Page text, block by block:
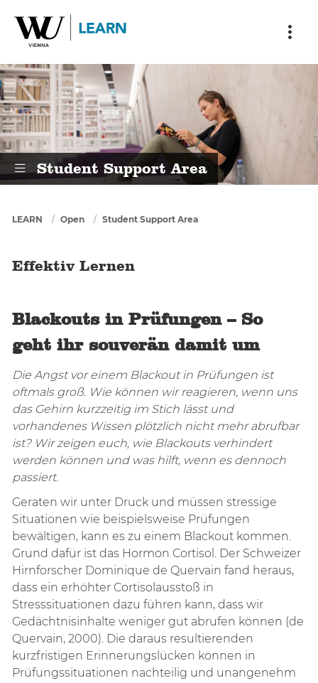
Effektiv Lernen
Student Support Area
You are here
LEARN Open Student Support Area
Effektiv Lernen
Blackouts in Prüfungen – So
geht ihr souverän damit um
Die Angst vor einem Blackout in Prüfungen ist
oftmals groß. Wie können wir reagieren, wenn uns
das Gehirn kurzzeitig im Stich lässt und
vorhandenes Wissen plötzlich nicht mehr abrufbar
ist? Wir zeigen euch, wie Blackouts verhindert
werden können und was hilft, wenn es dennoch
passiert.
Geraten wir unter Druck und müssen stressige
Situationen wie beispielsweise Prüfungen
bewältigen, kann es zu einem Blackout kommen.
Grund dafür ist das Hormon Cortisol. Der Schweizer
Hirnforscher Dominique de Quervain fand heraus,
dass ein erhöhter Cortisolausstoß in
Stresssituationen dazu führen kann, dass wir
Gedächtnisinhalte weniger gut abrufen können (de
Quervain, 2000). Die daraus resultierenden
kurzfristigen Erinnerungslücken können in
Prüfungssituationen nachteilig und unangenehm